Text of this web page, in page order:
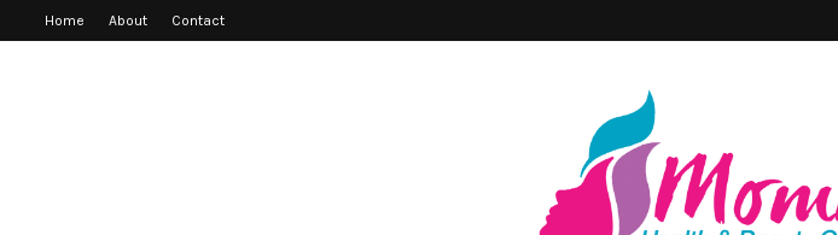
Home About Contact